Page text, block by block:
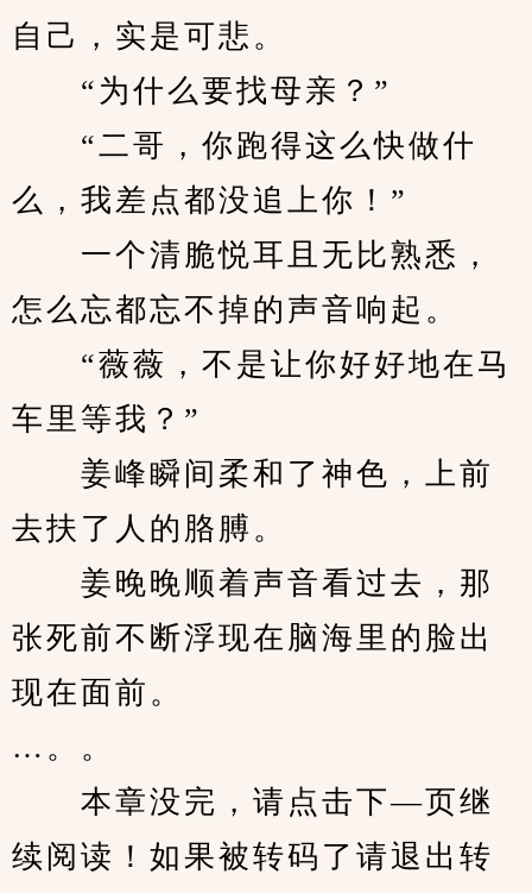
自己，实是可悲。
“为什么要找母亲？”
“二哥，你跑得这么快做什
么，我差点都没追上你！”
一个清脆悦耳且无比熟悉，
怎么忘都忘不掉的声音响起。
“薇薇，不是让你好好地在马
车里等我？”
姜峰瞬间柔和了神色，上前
去扶了人的胳膊。
姜晚晚顺着声音看过去，那
张死前不断浮现在脑海里的脸出
现在面前。
…。。
本章没完，请点击下—页继
续阅读！如果被转码了请退出转